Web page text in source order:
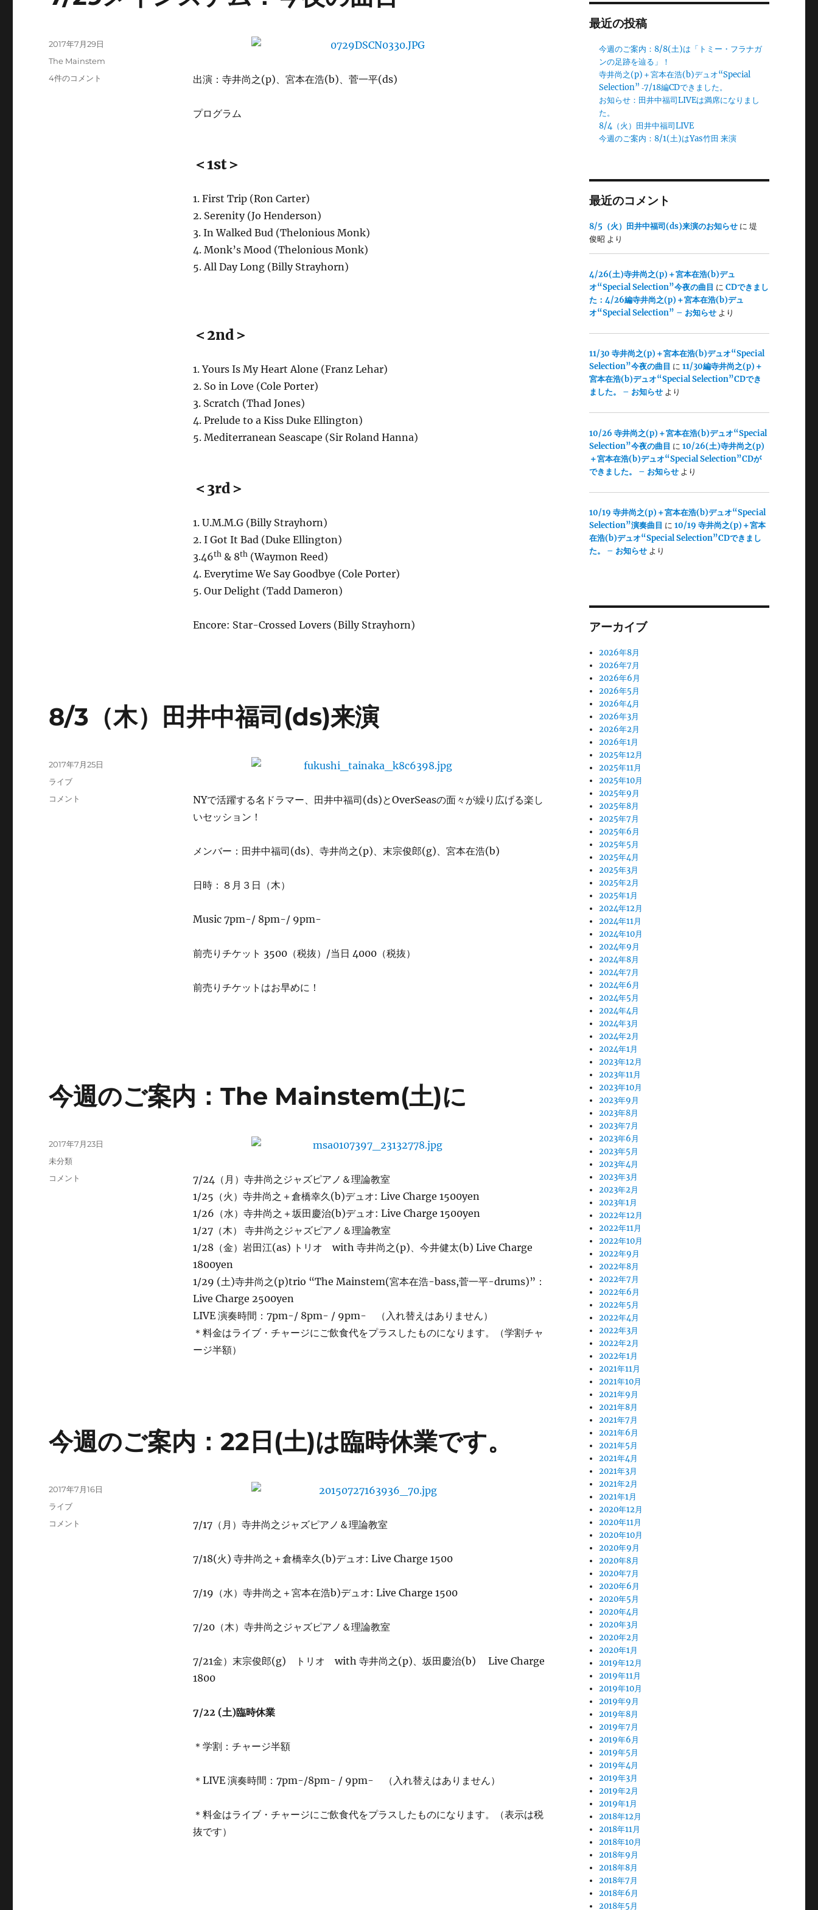
出演：寺井尚之(p)、宮本在浩(b)、菅一平(ds)
プログラム
＜1st＞
1. First Trip (Ron Carter)
2. Serenity (Jo Henderson)
3. In Walked Bud (Thelonious Monk)
4. Monk’s Mood (Thelonious Monk)
5. All Day Long (Billy Strayhorn)
＜2nd＞
1. Yours Is My Heart Alone (Franz Lehar)
2. So in Love (Cole Porter)
3. Scratch (Thad Jones)
4. Prelude to a Kiss Duke Ellington)
5. Mediterranean Seascape (Sir Roland Hanna)
＜3rd＞
1. U.M.M.G (Billy Strayhorn)
2. I Got It Bad (Duke Ellington)
3.46th& 8th(Waymon Reed)
4. Everytime We Say Goodbye (Cole Porter)
5. Our Delight (Tadd Dameron)
Encore: Star-Crossed Lovers (Billy Strayhorn)
投
稿
2017年7月29日
カ
テ
The Mainstem
7/29
4件のコメント
8/3（木）田井中福司(ds)来演
NYで活躍する名ドラマー、田井中福司(ds)とOverSeasの面々が繰り広げる楽し
いセッション！
メンバー：田井中福司(ds)、寺井尚之(p)、末宗俊郎(g)、宮本在浩(b)
日時：８月３日（木）
Music 7pm-/ 8pm-/ 9pm-
前売りチケット 3500（税抜）/当日 4000（税抜）
前売りチケットはお早めに！
投
稿
2017年7月25日
カ
ライブ
8/3（木）
コメント
今週のご案内：The Mainstem(土)に
7/24（月）寺井尚之ジャズピアノ＆理論教室
1/25（火）寺井尚之＋倉橋幸久(b)デュオ: Live Charge 1500yen
1/26（水）寺井尚之＋坂田慶治(b)デュオ: Live Charge 1500yen
1/27（木） 寺井尚之ジャズピアノ＆理論教室
1/28（金）岩田江(as) トリオ with 寺井尚之(p)、今井健太(b) Live Charge
1800yen
1/29 (土)寺井尚之(p)trio “The Mainstem(宮本在浩-bass,菅一平-drums)”：
Live Charge 2500yen
LIVE 演奏時間：7pm-/ 8pm- / 9pm- （入れ替えはありません）
＊料金はライブ・チャージにご飲食代をプラスしたものになります。（学割チャ
ージ半額）
投
稿
2017年7月23日
カ
未分類
今
コメント
今週のご案内：22日(土)は臨時休業です。
7/17（月）寺井尚之ジャズピアノ＆理論教室
7/18(火) 寺井尚之＋倉橋幸久(b)デュオ: Live Charge 1500
7/19（水）寺井尚之＋宮本在浩b)デュオ: Live Charge 1500
7/20（木）寺井尚之ジャズピアノ＆理論教室
7/21金）末宗俊郎(g) トリオ with 寺井尚之(p)、坂田慶治(b) Live Charge
1800
7/22 (土)臨時休業
＊学割：チャージ半額
＊LIVE 演奏時間：7pm-/8pm- / 9pm- （入れ替えはありません）
＊料金はライブ・チャージにご飲食代をプラスしたものになります。（表示は税
抜です）
投
稿
2017年7月16日
カ
ライブ
今
コメント
最近の投稿
今週のご案内：8/8(土)は「トミー・フラナガ
ンの足跡を辿る」！
寺井尚之(p)＋宮本在浩(b)デュオ“Special
Selection” ‐7/18編CDできました。
お知らせ：田井中福司LIVEは満席になりまし
た。
8/4（火）田井中福司LIVE
今週のご案内：8/1(土)はYas竹田 来演
最近のコメント
8/5（火）田井中福司(ds)来演のお知らせに 堤
俊昭 より
4/26(土)寺井尚之(p)＋宮本在浩(b)デュ
オ“Special Selection”今夜の曲目 に CDできまし
た：4/26編寺井尚之(p)＋宮本在浩(b)デュ
オ“Special Selection” – お知らせより
11/30 寺井尚之(p)＋宮本在浩(b)デュオ“Special
Selection”今夜の曲目 に 11/30編寺井尚之(p)＋
宮本在浩(b)デュオ“Special Selection”CDでき
ました。 – お知らせより
10/26 寺井尚之(p)＋宮本在浩(b)デュオ“Special
Selection”今夜の曲目 に 10/26(土)寺井尚之(p)
＋宮本在浩(b)デュオ“Special Selection”CDが
できました。 – お知らせより
10/19 寺井尚之(p)＋宮本在浩(b)デュオ“Special
Selection”演奏曲目 に 10/19 寺井尚之(p)＋宮本
在浩(b)デュオ“Special Selection”CDできまし
た。 – お知らせより
アーカイブ
2026年8月
2026年7月
2026年6月
2026年5月
2026年4月
2026年3月
2026年2月
2026年1月
2025年12月
2025年11月
2025年10月
2025年9月
2025年8月
2025年7月
2025年6月
2025年5月
2025年4月
2025年3月
2025年2月
2025年1月
2024年12月
2024年11月
2024年10月
2024年9月
2024年8月
2024年7月
2024年6月
2024年5月
2024年4月
2024年3月
2024年2月
2024年1月
2023年12月
2023年11月
2023年10月
2023年9月
2023年8月
2023年7月
2023年6月
2023年5月
2023年4月
2023年3月
2023年2月
2023年1月
2022年12月
2022年11月
2022年10月
2022年9月
2022年8月
2022年7月
2022年6月
2022年5月
2022年4月
2022年3月
2022年2月
2022年1月
2021年11月
2021年10月
2021年9月
2021年8月
2021年7月
2021年6月
2021年5月
2021年4月
2021年3月
2021年2月
2021年1月
2020年12月
2020年11月
2020年10月
2020年9月
2020年8月
2020年7月
2020年6月
2020年5月
2020年4月
2020年3月
2020年2月
2020年1月
2019年12月
2019年11月
2019年10月
2019年9月
2019年8月
2019年7月
2019年6月
2019年5月
2019年4月
2019年3月
2019年2月
2019年1月
2018年12月
2018年11月
2018年10月
2018年9月
2018年8月
2018年7月
2018年6月
2018年5月